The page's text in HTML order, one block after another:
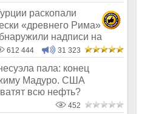
раскопали
«древнего Рима»
надписи на
612 444 31 323
пала: конец
Мадуро. США
всю нефть?
452